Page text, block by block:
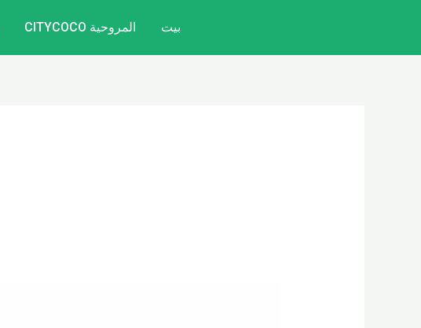
بيت المروحية CITYCOCO